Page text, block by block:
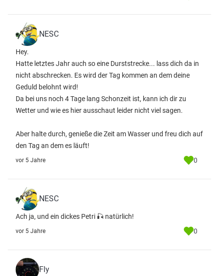
NESC
Hey.
Hatte letztes Jahr auch so eine Durststrecke... lass dich da in
nicht abschrecken. Es wird der Tag kommen an dem deine
Geduld belohnt wird!
Da bei uns noch 4 Tage lang Schonzeit ist, kann ich dir zu
Wetter und wie es hier ausschaut leider nicht viel sagen.
Aber halte durch, genieße die Zeit am Wasser und freu dich auf
den Tag an dem es läuft!
vor 5 Jahre 0
NESC
Ach ja, und ein dickes Petri 🎣 natürlich!
vor 5 Jahre 0
Fly